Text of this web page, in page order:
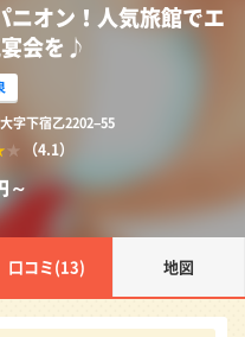
ニオン！人気旅館でエ
会を♪
字下宿乙2202−55
（4.1）
～
口コミ(13) 地図